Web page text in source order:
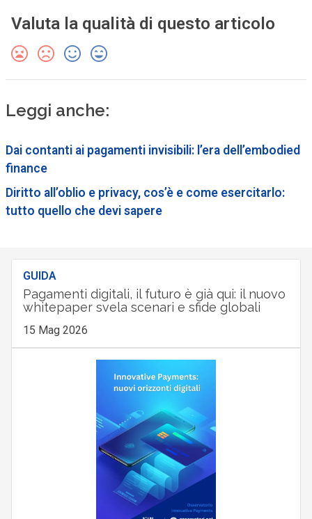
Valuta la qualità di questo articolo
Leggi anche:
Dai contanti ai pagamenti invisibili: l’era dell’embodied
finance
Diritto all’oblio e privacy, cos’è e come esercitarlo:
tutto quello che devi sapere
GUIDA
Pagamenti digitali, il futuro è già qui: il nuovo
whitepaper svela scenari e sfide globali
15 Mag 2026